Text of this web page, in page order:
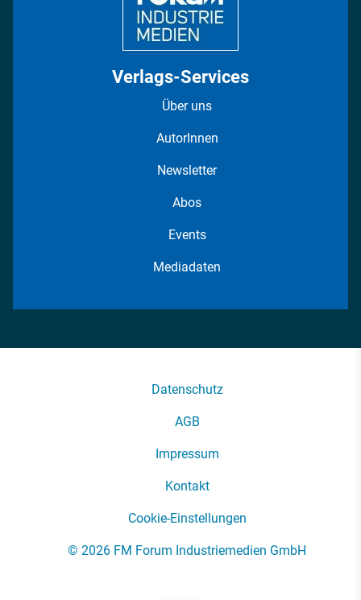
Verlags-Services
Über uns
AutorInnen
Newsletter
Abos
Events
Mediadaten
Datenschutz
AGB
Impressum
Kontakt
Cookie-Einstellungen
© 2026 FM Forum Industriemedien GmbH